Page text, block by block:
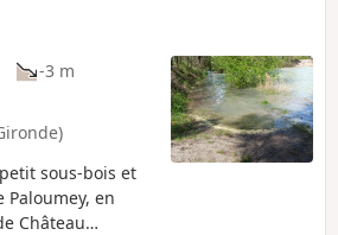
-3 m
sous-bois et
en
Château